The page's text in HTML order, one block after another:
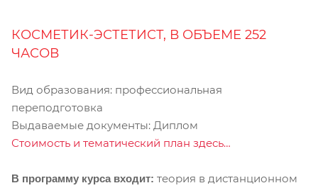
КОСМЕТИК-ЭСТЕТИСТ, В ОБЪЕМЕ 252
ЧАСОВ
Вид образования: профессиональная
переподготовка
Выдаваемые документы: Диплом
Стоимость и тематический план здесь…
В программу курса входит: теория в дистанционном